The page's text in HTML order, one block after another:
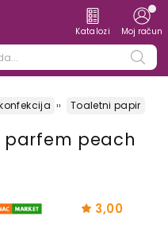
Katalozi Moj račun
Toaletni papir
parfem peach
3,00